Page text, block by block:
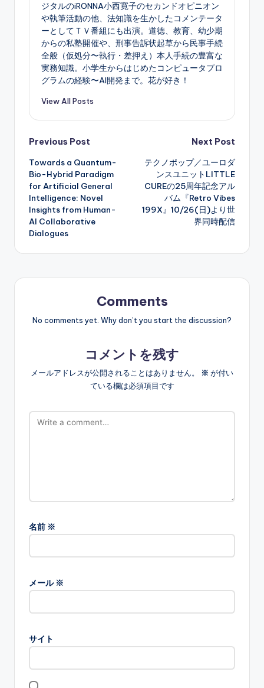
ジタルのiRONNA小西寛子のセカンドオピニオン
や執筆活動の他、法知識を生かしたコメンテータ
ーとしてＴＶ番組にも出演。道徳、教育、幼少期
からの私塾開催や、刑事告訴状起草から民事手続
全般（仮処分〜執行・差押え）本人手続の豊富な
実務知識。小学生からはじめたコンピュータプロ
グラムの経験〜AI開発まで。花が好き！
View All Posts
Post
navigation
Previous Post
Towards a Quantum-
Bio-Hybrid Paradigm
for Artificial General
Intelligence: Novel
Insights from Human-
AI Collaborative
Dialogues
Next Post
テクノポップ／ユーロダ
ンスユニットLITTLE
CUREの25周年記念アル
バム『Retro Vibes
199X』10/26(日)より世
界同時配信
Comments
No comments yet. Why don’t you start the discussion?
コメントを残す
メールアドレスが公開されることはありません。 ※ が付い
ている欄は必須項目です
名前 ※
メール ※
サイト